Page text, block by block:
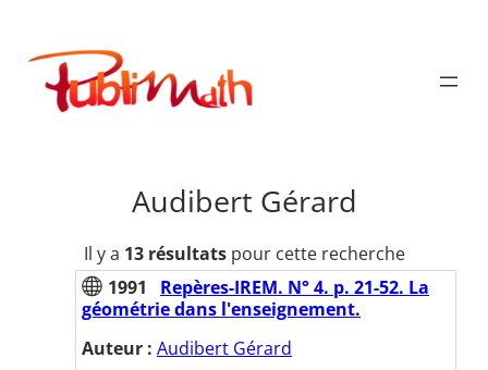
contenu
Publimath
Audibert Gérard
Il y a 13 résultatspour cette recherche
1991
Repères-IREM. N° 4. p. 21-52. La
géométrie dans l'enseignement.
Auteur : Audibert Gérard